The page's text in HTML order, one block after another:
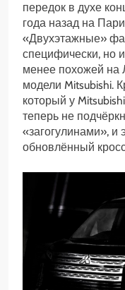
передок в духе
года назад на
«Двухэтажные»
специфически, но
менее похожей на
модели Mitsubishi.
который у
теперь не
«загогулинами», и
обновлённый